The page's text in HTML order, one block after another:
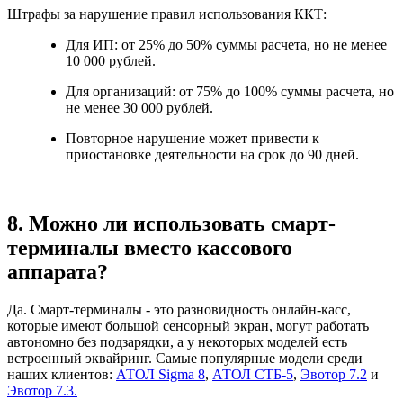
Штрафы за нарушение правил использования ККТ:
Для ИП: от 25% до 50% суммы расчета, но не менее
10 000 рублей.
Для организаций: от 75% до 100% суммы расчета, но
не менее 30 000 рублей.
Повторное нарушение может привести к
приостановке деятельности на срок до 90 дней.
8. Можно ли использовать смарт-
терминалы вместо кассового
аппарата?
Да. Смарт-терминалы - это разновидность онлайн-касс,
которые имеют большой сенсорный экран, могут работать
автономно без подзарядки, а у некоторых моделей есть
встроенный эквайринг. Самые популярные модели среди
наших клиентов: АТОЛ Sigma 8, АТОЛ СТБ-5, Эвотор 7.2 и
Эвотор 7.3.